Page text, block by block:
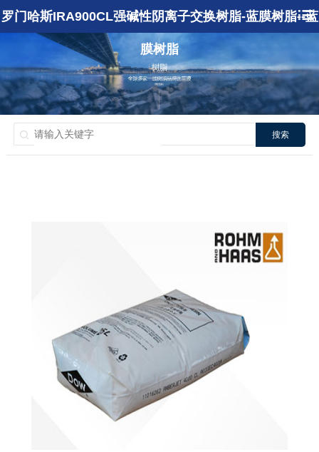
罗门哈斯IRA900CL强碱性阴离子交换树脂-蓝膜树脂--蓝
膜树脂
搜索